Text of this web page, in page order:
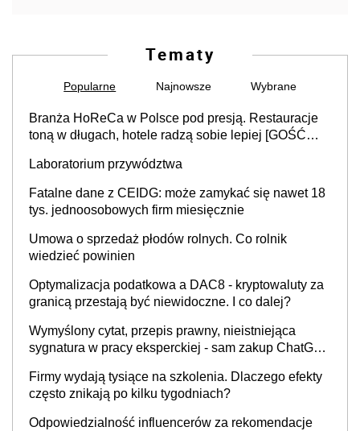
Tematy
Popularne Najnowsze Wybrane
Branża HoReCa w Polsce pod presją. Restauracje
toną w długach, hotele radzą sobie lepiej [GOŚĆ
Laboratorium przywództwa
Fatalne dane z CEIDG: może zamykać się nawet 18
tys. jednoosobowych firm miesięcznie
Umowa o sprzedaż płodów rolnych. Co rolnik
wiedzieć powinien
Optymalizacja podatkowa a DAC8 - kryptowaluty za
granicą przestają być niewidoczne. I co dalej?
Wymyślony cytat, przepis prawny, nieistniejąca
sygnatura w pracy eksperckiej - sam zakup ChatGPT
Firmy wydają tysiące na szkolenia. Dlaczego efekty
często znikają po kilku tygodniach?
Odpowiedzialność influencerów za rekomendacje